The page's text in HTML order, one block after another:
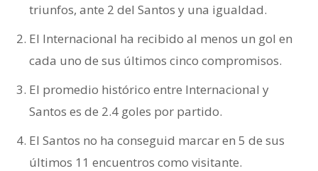
triunfos, ante 2 del Santos y una igualdad.
El Internacional ha recibido al menos un gol en
cada uno de sus últimos cinco compromisos.
El promedio histórico entre Internacional y
Santos es de 2.4 goles por partido.
El Santos no ha conseguid marcar en 5 de sus
últimos 11 encuentros como visitante.